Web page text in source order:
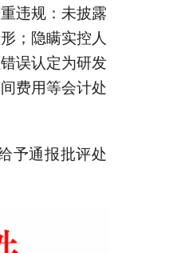
违规：未披露
；隐瞒实控人
误认定为研发
费用等会计处
予通报批评处